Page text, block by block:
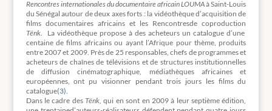
Rencontres internationales du documentaire africainLOUMAà Saint-Louis
du Sénégal autour de deux axes forts : la vidéothèque d’acquisition de
films documentaires africains et les Rencontresde coproduction
Tënk. La vidéothèque propose à des acheteurs un catalogue d’une
centaine de films africains ou ayant l’Afrique pour thème, produits
entre 2007 et 2009. Près de 25 responsables, chefs de programmes et
acheteurs de chaînes de télévisions et de structures institutionnelles
de diffusion cinématographique, médiathèques africaines et
européennes, ont pu visionner pendant trois jours les films du
catalogue(3)
Dans le cadre desTënk,qui en sont en 2009 à leur septième édition,